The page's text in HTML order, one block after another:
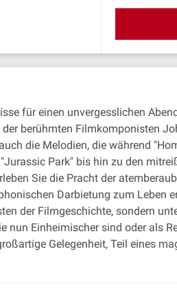
für einen unvergesslichen
berühmten Filmkomponisten
die Melodien, die während
Park" bis hin zu den
Sie die Pracht der
Darbietung zum Leben
der Filmgeschichte, sondern
Einheimischer sind oder als
Gelegenheit, Teil eines